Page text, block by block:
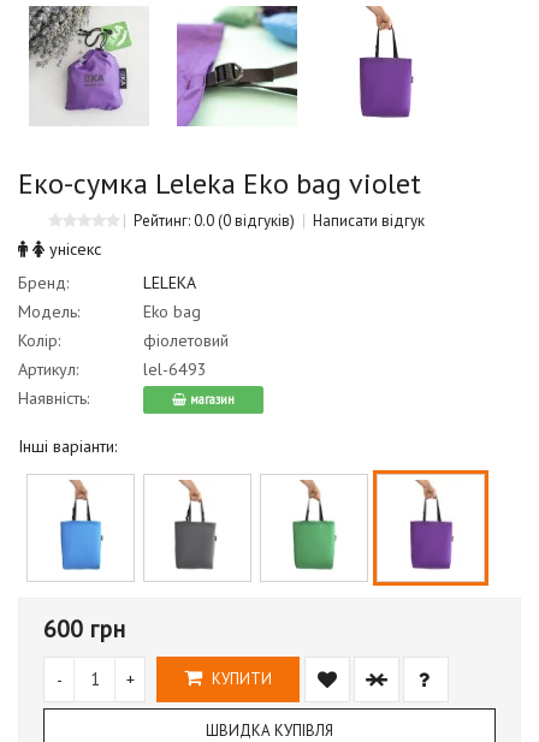
Еко-сумка Leleka Eko bag violet
Рейтинг: 0.0(0 відгуків) Написати відгук
унісекс
Бренд:
LELEKA
Модель:
Eko bag
Колір:
фіолетовий
Артикул:
lel-6493
Наявність:
магазин
Інші варіанти:
600 грн
- + КУПИТИ
ШВИДКА КУПІВЛЯ